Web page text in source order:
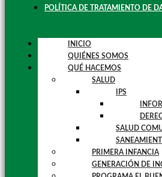
POLÍTICA DE TRATAMIENTO DE
INICIO
QUIÉNES SOMOS
QUÉ HACEMOS
SALUD
IPS
SALUD
PRIMERA INFANCIA
GENERACIÓN DE